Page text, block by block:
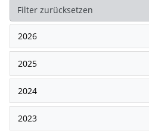
Filter zurücksetzen
2026
2025
2024
2023